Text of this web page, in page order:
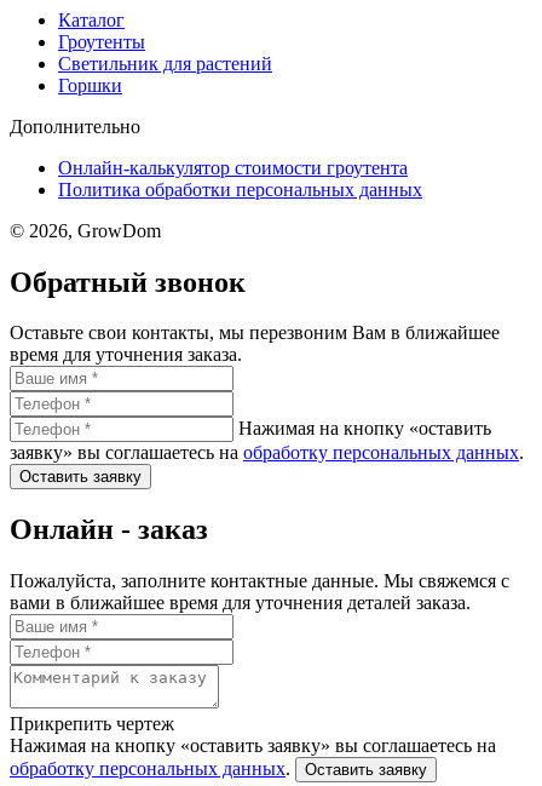
Каталог
Гроутенты
Светильник для растений
Горшки
Дополнительно
Онлайн-калькулятор стоимости гроутента
Политика обработки персональных данных
© 2026, GrowDom
Обратный звонок
Оставьте свои контакты, мы перезвоним Вам в ближайшее
время для уточнения заказа.
Нажимая на кнопку «оставить
заявку» вы соглашаетесь на обработку персональных данных.
Оставить заявку
Онлайн - заказ
Пожалуйста, заполните контактные данные. Мы свяжемся с
вами в ближайшее время для уточнения деталей заказа.
Прикрепить чертеж
Нажимая на кнопку «оставить заявку» вы соглашаетесь на
обработку персональных данных. Оставить заявку